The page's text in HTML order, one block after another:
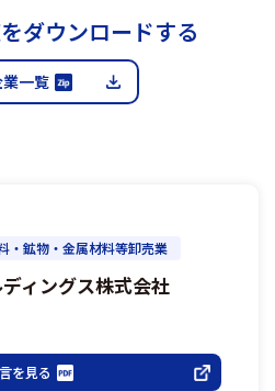
ダウンロードする
一覧
・鉱物・金属材料等卸売業
ィングス株式会社
を見る